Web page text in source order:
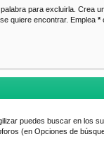
para excluirla. Crea
quiere encontrar. Emplea *
puedes buscar en los
(en Opciones de